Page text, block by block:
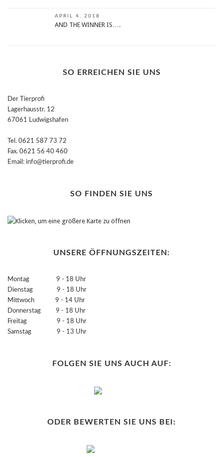
APRIL 4, 2018
AND THE WINNER IS….
SO ERREICHEN SIE UNS
Der Tierprofi
Lagerhausstr. 12
67061 Ludwigshafen
Tel. 0621 587 73 72
Fax. 0621 56 40 460
Email: info@tierprofi.de
SO FINDEN SIE UNS
UNSERE ÖFFNUNGSZEITEN:
Montag 9 - 18 Uhr
Dienstag 9 - 18 Uhr
Mittwoch 9 - 14 Uhr
Donnerstag 9 - 18 Uhr
Freitag 9 - 18 Uhr
Samstag 9 - 13 Uhr
FOLGEN SIE UNS AUCH AUF:
ODER BEWERTEN SIE UNS BEI: